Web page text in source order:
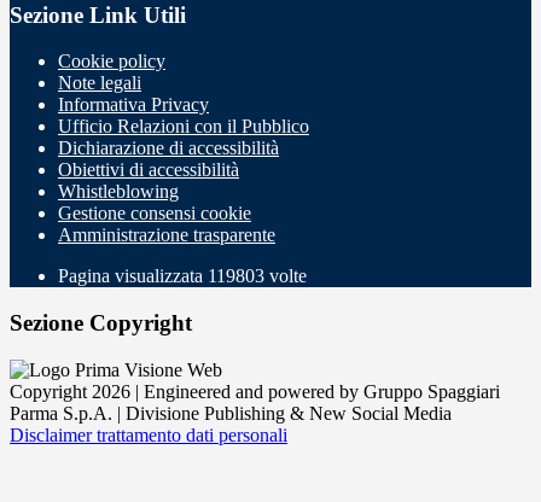
Sezione Link Utili
Cookie policy
Note legali
Informativa Privacy
Ufficio Relazioni con il Pubblico
Dichiarazione di accessibilità
Obiettivi di accessibilità
Whistleblowing
Gestione consensi cookie
Amministrazione trasparente
Pagina visualizzata 119803 volte
Sezione Copyright
Copyright 2026 | Engineered and powered by Gruppo Spaggiari
Parma S.p.A. | Divisione Publishing & New Social Media
Disclaimer trattamento dati personali